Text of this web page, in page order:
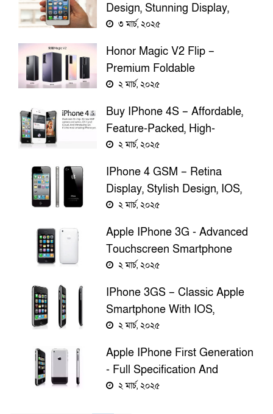
Design, Stunning Display,
Powerful Performance, And
৩ মার্চ, ২০২৫
Honor Magic V2 Flip –
Premium Foldable
Smartphone With Stunning
২ মার্চ, ২০২৫
Buy IPhone 4S – Affordable,
Feature-Packed, High-
Performance Smartphone For
২ মার্চ, ২০২৫
IPhone 4 GSM – Retina
Display, Stylish Design, IOS,
Camera, And Performance
২ মার্চ, ২০২৫
Apple IPhone 3G - Advanced
Touchscreen Smartphone
With IOS, GPS, And 3G
২ মার্চ, ২০২৫
IPhone 3GS – Classic Apple
Smartphone With IOS,
Touchscreen, And Camera
২ মার্চ, ২০২৫
Apple IPhone First Generation
- Full Specification And
Details
২ মার্চ, ২০২৫